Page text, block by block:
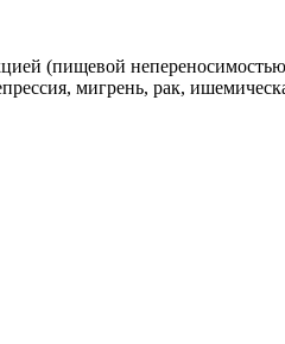
(пищевой
мигрень, рак,